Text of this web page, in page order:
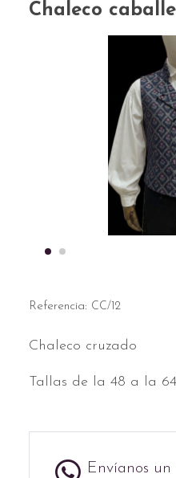
Chaleco
Referencia: CC/12
Chaleco cruzado
Tallas de la 48 a la 64
Envíanos